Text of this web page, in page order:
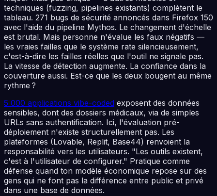
techniques (fuzzing, pipelines existants) complètent le
tableau. 271 bugs de sécurité annoncés dans Firefox 150
avec l'aide du pipeline Mythos. Le changement d'échelle
est brutal. Mais personne n'évalue les faux négatifs —
les vraies failles que le système rate silencieusement,
c'est-à-dire les failles réelles que l'outil ne signale pas.
La vitesse de détection augmente. La confiance dans la
couverture aussi. Est-ce que les deux bougent au même
rythme ?
5 000 applications vibe-coded exposent des données
sensibles, dont des dossiers médicaux, via de simples
URLs sans authentification. Ici, l'évaluation pré-
déploiement n'existe structurellement pas. Les
plateformes (Lovable, Replit, Base44) renvoient la
responsabilité vers les utilisateurs. "Les outils existent,
c'est à l'utilisateur de configurer." Pratique comme
défense quand ton modèle économique repose sur des
gens qui ne font pas la différence entre public et privé
dans une base de données.